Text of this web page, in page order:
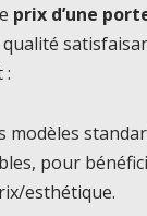
prix d’une
:
modèles
pour
esthétique.